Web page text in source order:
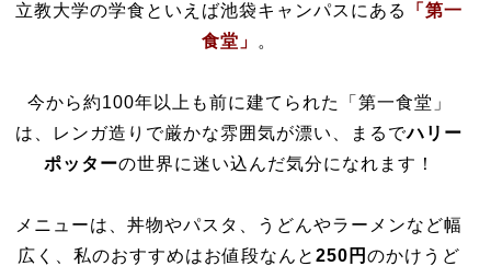
立教大学の学食といえば池袋キャンパスにある
「第一
食堂」 。
今から約100年以上も前に建てられた「第一食堂」
は、レンガ造りで厳かな雰囲気が漂い、まるでハリー
ポッターの世界に迷い込んだ気分になれます！
メニューは、丼物やパスタ、うどんやラーメンなど幅
広く、私のおすすめはお値段なんと250円のかけうど